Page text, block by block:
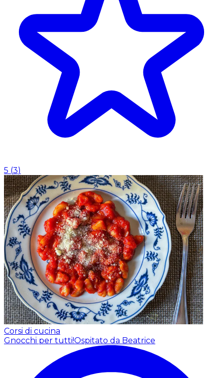
5 (3)
Corsi di cucina
Gnocchi per tutti!Ospitato da Beatrice